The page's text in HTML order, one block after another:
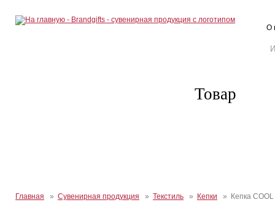
О
Товар
Главная » Сувенирная продукция » Текстиль » Кепки » Кепка COOL